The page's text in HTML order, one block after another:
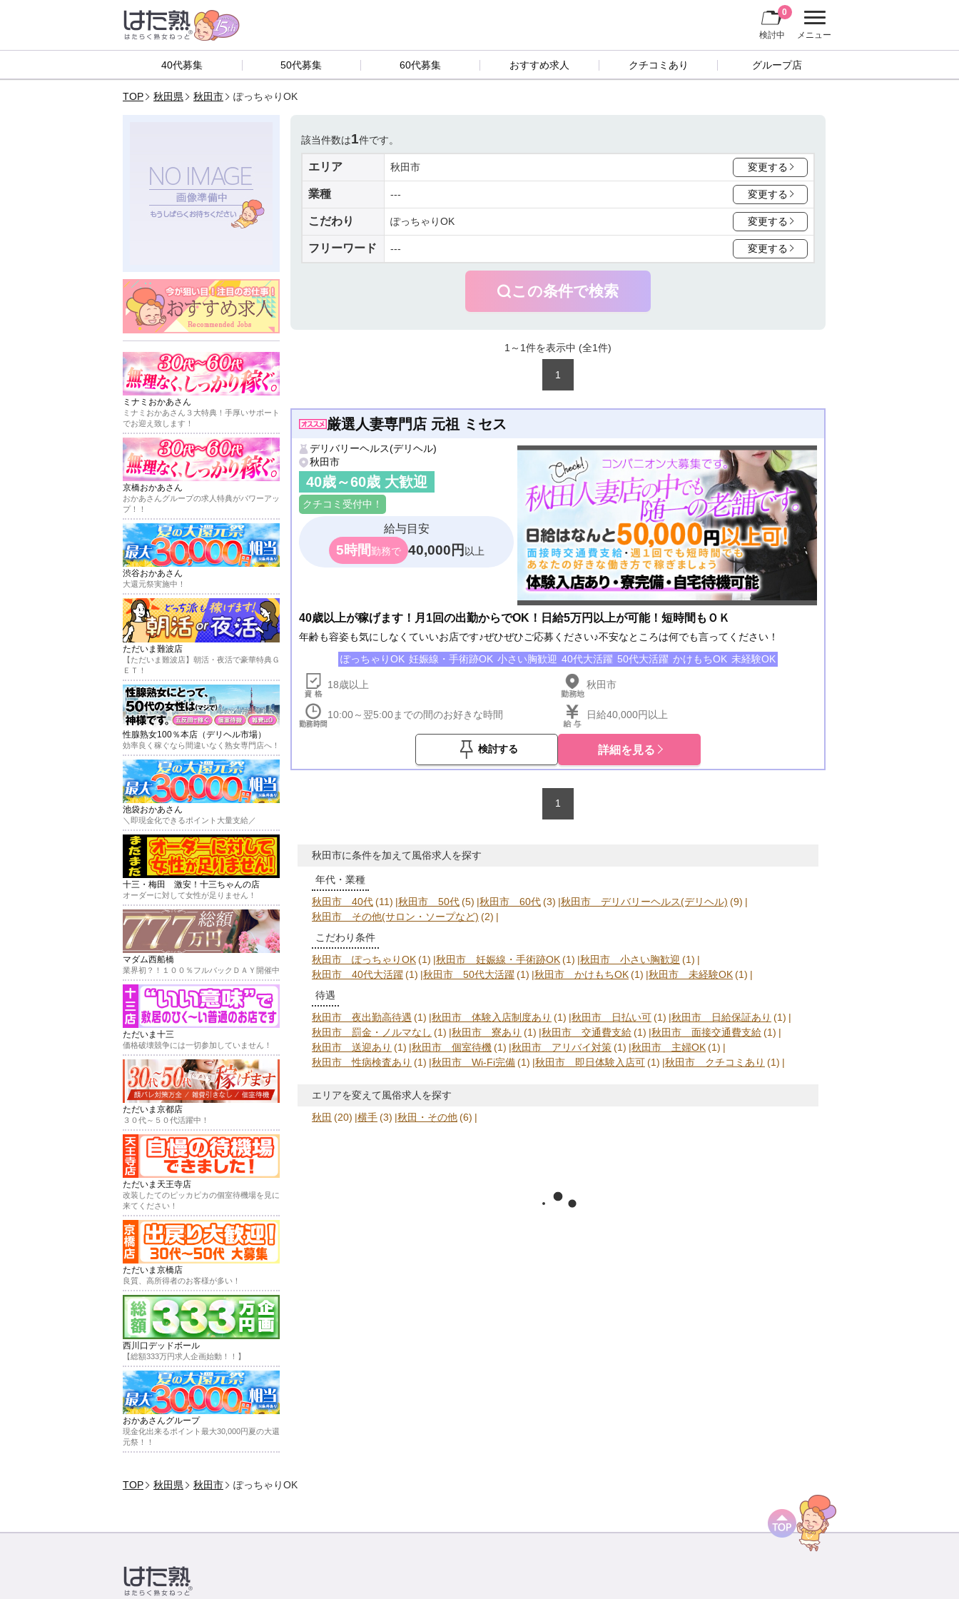
メニュー
検討中
0
40代募集 50代募集 60代募集 おすすめ求人 クチコミあり グループ店
TOP 秋田県 秋田市 ぽっちゃりOK
該当件数は1件です。
エリア 秋田市 変更する
業種 --- 変更する
こだわり ぽっちゃりOK 変更する
フリーワード --- 変更する
この条件で検索
1～1件を表示中 (全1件)
1
厳選人妻専門店 元祖 ミセス
デリバリーヘルス(デリヘル)
秋田市
40歳～60歳 大歓迎
クチコミ受付中！
給与目安
5時間勤務で 40,000円 以上
40歳以上が稼げます！月1回の出勤からでOK！日給5万円以上が可能！短時間もＯＫ
年齢も容姿も気にしなくていいお店です♪ぜひぜひご応募ください♪不安なところは何でも言ってください！
ぽっちゃりOK 妊娠線・手術跡OK 小さい胸歓迎 40代大活躍 50代大活躍 かけもちOK 未経験OK
18歳以上 秋田市
10:00～翌5:00までの間のお好きな時間 日給40,000円以上
検討する 詳細を見る
1
秋田市に条件を加えて風俗求人を探す
年代・業種
秋田市 40代(11) 秋田市 50代(5) 秋田市 60代(3) 秋田市 デリバリーヘルス(デリヘル) (9)
秋田市 その他(サロン・ソープなど) (2)
こだわり条件
秋田市 ぽっちゃりOK(1) 秋田市 妊娠線・手術跡OK(1) 秋田市 小さい胸歓迎 (1)
秋田市 40代大活躍(1) 秋田市 50代大活躍(1) 秋田市 かけもちOK(1) 秋田市 未経験OK(1)
待遇
秋田市 夜出勤高待遇 (1) 秋田市 体験入店制度あり (1) 秋田市 日払い可(1) 秋田市 日給保証あり (1)
秋田市 罰金・ノルマなし (1) 秋田市 寮あり (1) 秋田市 交通費支給(1) 秋田市 面接交通費支給(1)
秋田市 送迎あり (1) 秋田市 個室待機(1) 秋田市 アリバイ対策(1) 秋田市 主婦OK(1)
秋田市 性病検査あり (1) 秋田市 Wi-Fi完備(1) 秋田市 即日体験入店可(1) 秋田市 クチコミあり (1)
エリアを変えて風俗求人を探す
秋田 (20) 横手(3) 秋田・その他(6)
ミナミおかあさん
ミナミおかあさん３大特典！手厚いサポート
でお迎え致します！
京橋おかあさん
おかあさんグループの求人特典がパワーアッ
プ！！
渋谷おかあさん
大還元祭実施中！
ただいま難波店
【ただいま難波店】朝活・夜活で豪華特典Ｇ
ＥＴ！
性腺熟女100％本店（デリヘル市場）
効率良く稼ぐなら間違いなく熟女専門店へ！
池袋おかあさん
＼即現金化できるポイント大量支給／
十三・梅田 激安！十三ちゃんの店
オーダーに対して女性が足りません！
マダム西船橋
業界初？！１００％フルバックＤＡＹ開催中
ただいま十三
価格破壊競争には一切参加していません！
ただいま京都店
３０代～５０代活躍中！
ただいま天王寺店
改装したてのピッカピカの個室待機場を見に
来てください！
ただいま京橋店
良質、高所得者のお客様が多い！
西川口デッドボール
【総額333万円求人企画始動！！】
おかあさんグループ
現金化出来るポイント最大30,000円夏の大還
元祭！！
TOP 秋田県 秋田市 ぽっちゃりOK